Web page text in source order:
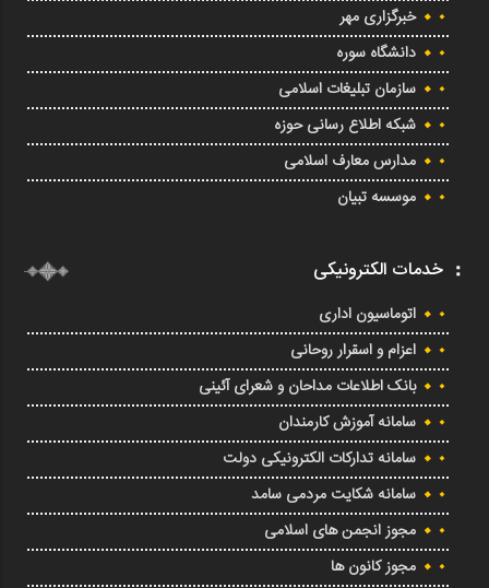
خبرگزاری مهر
دانشگاه سوره
سازمان تبلیغات اسلامی
شبکه اطلاع رسانی حوزه
مدارس معارف اسلامی
موسسه تبیان
خدمات الکترونیکی
اتوماسیون اداری
اعزام و اسقرار روحانی
بانک اطلاعات مداحان و شعرای آئینی
سامانه آموزش کارمندان
سامانه تدارکات الکترونیکی دولت
سامانه شکایت مردمی سامد
مجوز انجمن های اسلامی
مجوز کانون ها